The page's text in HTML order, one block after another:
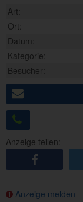
Art:
Ort:
Datum:
Kategorie:
Besucher:
Anzeige teilen:
Anzeige melden